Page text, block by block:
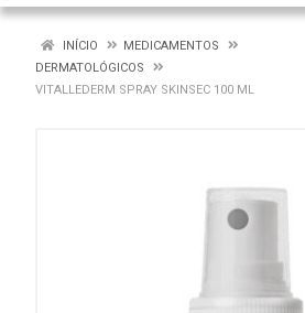
INÍCIO
MEDICAMENTOS
DERMATOLÓGICOS
VITALLEDERM SPRAY SKINSEC 100 ML